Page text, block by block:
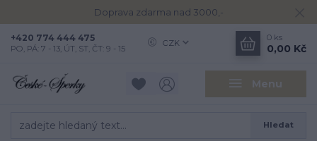
Doprava zdarma nad 3000,-
Menu
CZK
Hledat
+420 774 444 475
PO, PÁ: 7 - 13, ÚT, ST, ČT: 9 - 15
0 ks
0,00 Kč